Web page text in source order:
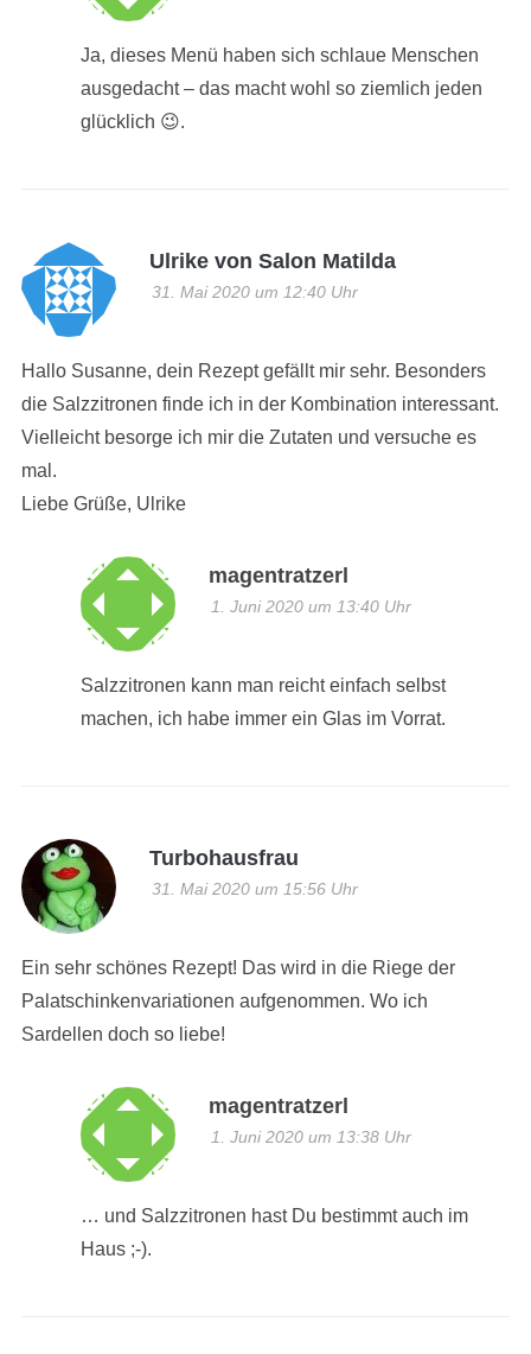
Ja, dieses Menü haben sich schlaue Menschen
ausgedacht – das macht wohl so ziemlich jeden
glücklich 😉.
Ulrike von Salon Matilda
31. Mai 2020 um 12:40 Uhr
Hallo Susanne, dein Rezept gefällt mir sehr. Besonders
die Salzzitronen finde ich in der Kombination interessant.
Vielleicht besorge ich mir die Zutaten und versuche es
mal.
Liebe Grüße, Ulrike
magentratzerl
1. Juni 2020 um 13:40 Uhr
Salzzitronen kann man reicht einfach selbst
machen, ich habe immer ein Glas im Vorrat.
Turbohausfrau
31. Mai 2020 um 15:56 Uhr
Ein sehr schönes Rezept! Das wird in die Riege der
Palatschinkenvariationen aufgenommen. Wo ich
Sardellen doch so liebe!
magentratzerl
1. Juni 2020 um 13:38 Uhr
… und Salzzitronen hast Du bestimmt auch im
Haus ;-).